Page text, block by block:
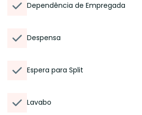
Dependência de Empregada
Despensa
Espera para Split
Lavabo